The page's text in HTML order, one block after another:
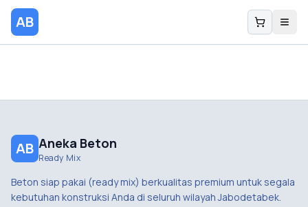
AB
AB Aneka Beton
Ready Mix
Beton siap pakai (ready mix) berkualitas premium untuk segala
kebutuhan konstruksi Anda di seluruh wilayah Jabodetabek.